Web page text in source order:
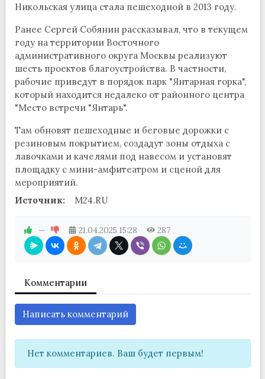
Никольская улица стала пешеходной в 2013 году.
Ранее Сергей Собянин рассказывал, что в текущем
году на территории Восточного
административного округа Москвы реализуют
шесть проектов благоустройства. В частности,
рабочие приведут в порядок парк "Янтарная горка",
который находится недалеко от районного центра
"Место встречи "Янтарь".
Там обновят пешеходные и беговые дорожки с
резиновым покрытием, создадут зоны отдыха с
лавочками и качелями под навесом и установят
площадку с мини-амфитеатром и сценой для
мероприятий.
Источник:
M24.RU
— 21.04.2025 15:28 287
Комментарии
Написать комментарий
Нет комментариев. Ваш будет первым!